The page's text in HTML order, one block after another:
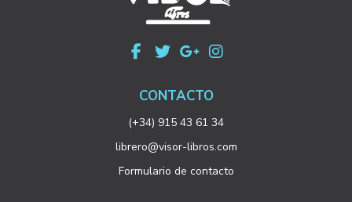
CONTACTO
(+34) 915 43 61 34
librero@visor-libros.com
Formulario de contacto